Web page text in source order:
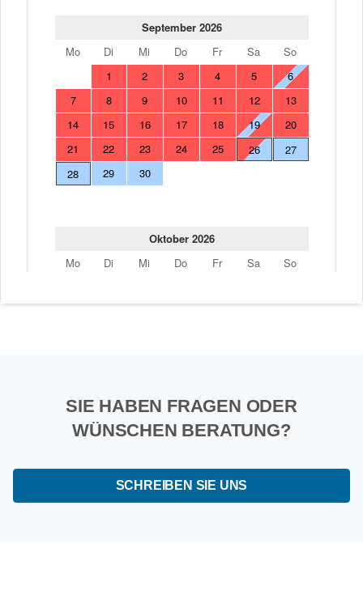
SIE HABEN FRAGEN ODER
WÜNSCHEN BERATUNG?
SCHREIBEN SIE UNS